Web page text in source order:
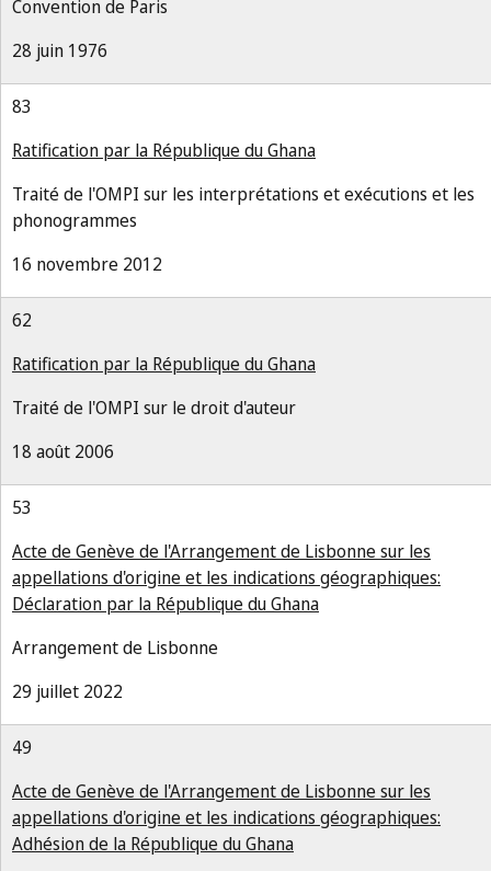
Convention de Paris
28 juin 1976
83
Ratification par la République du Ghana
Traité de l'OMPI sur les interprétations et exécutions et les
phonogrammes
16 novembre 2012
62
Ratification par la République du Ghana
Traité de l'OMPI sur le droit d'auteur
18 août 2006
53
Acte de Genève de l'Arrangement de Lisbonne sur les
appellations d'origine et les indications géographiques:
Déclaration par la République du Ghana
Arrangement de Lisbonne
29 juillet 2022
49
Acte de Genève de l'Arrangement de Lisbonne sur les
appellations d'origine et les indications géographiques:
Adhésion de la République du Ghana